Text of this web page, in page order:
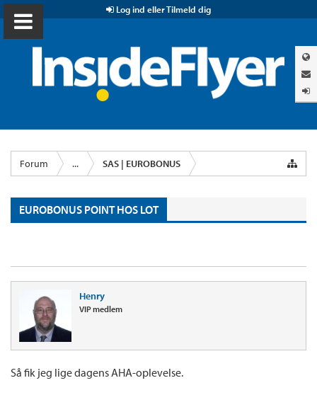
Log ind eller Tilmeld dig
Forum ... SAS | EUROBONUS
EUROBONUS POINT HOS LOT
Henry
VIP medlem
Så fik jeg lige dagens AHA-oplevelse.